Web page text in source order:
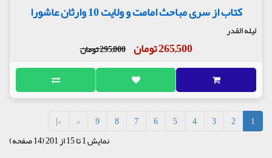
کتاب از سری مباحث امامت و ولایت 10 وارثان عاشورا
لیله القدر
265,500 تومان 295,000 تومان
1
2
3
4
5
6
7
8
9
>
>|
نمایش 1 تا 15 از 201 (14 صفحه)